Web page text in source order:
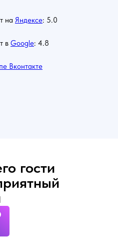
на Яндексе: 5.0
в Google: 4.8
Вконтакте
гости